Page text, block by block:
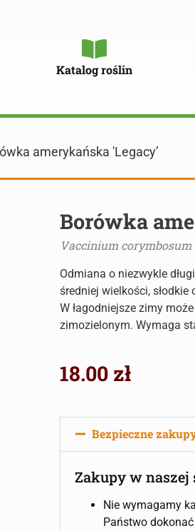
Katalog roślin
amerykańska 'Legacy’
Borówka
Vaccinium corymbosum
Odmiana o niezwykle
średniej wielkości,
W łagodniejsze zimy
zimozielonym. Wymaga
18.00 zł
Bezpieczne
Zakupy w naszej
Nie wymagamy
Państwo